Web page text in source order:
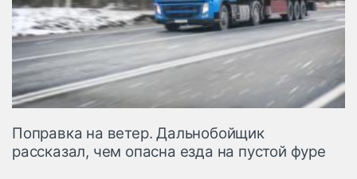
Поправка на ветер. Дальнобойщик
рассказал, чем опасна езда на пустой фуре